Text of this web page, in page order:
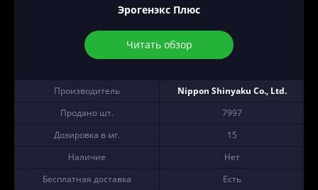
Эрогенэкс Плюс
Читать обзор
Производитель
Nippon Shinyaku Co., Ltd.
Продано шт.
7997
Дозировка в мг.
15
Наличие
Нет
Бесплатная доставка
Есть